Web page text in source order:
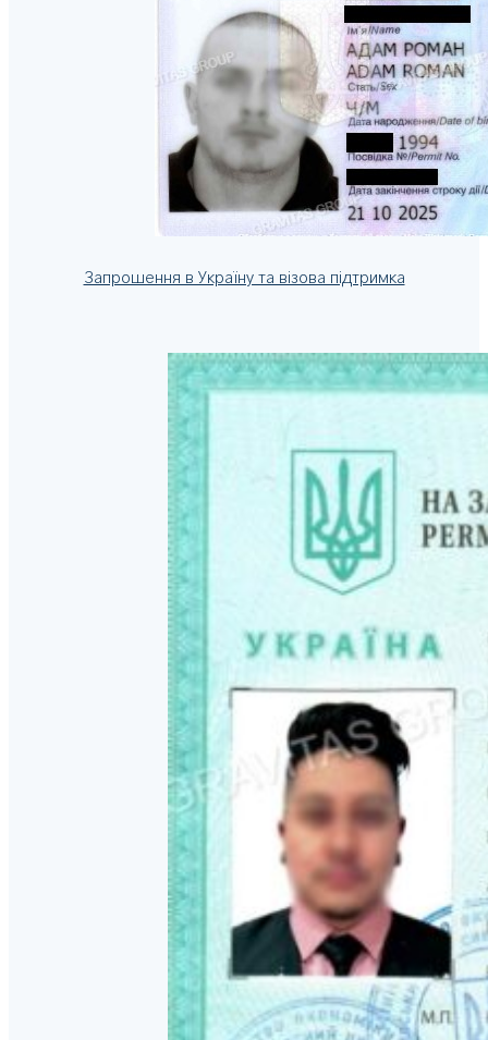
Запрошення в Україну та візова підтримка